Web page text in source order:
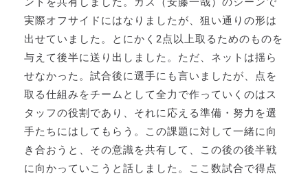
実際オフサイドにはなりましたが、狙い通りの形は
出せていました。とにかく2点以上取るためのものを
与えて後半に送り出しました。ただ、ネットは揺ら
せなかった。試合後に選手にも言いましたが、点を
取る仕組みをチームとして全力で作っていくのはス
タッフの役割であり、それに応える準備・努力を選
手たちにはしてもらう。この課題に対して一緒に向
き合おうと、その意識を共有して、この後の後半戦
に向かっていこうと話しました。ここ数試合で得点